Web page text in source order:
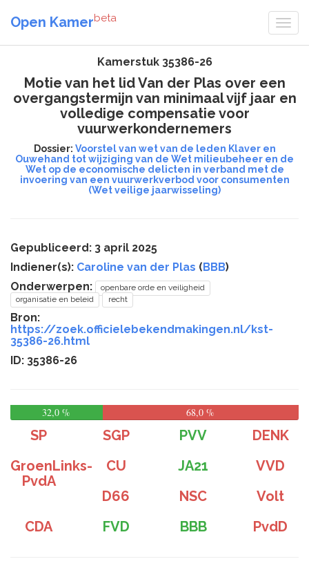
Open Kamerbeta
Kamerstuk 35386-26
Motie van het lid Van der Plas over een
overgangstermijn van minimaal vijf jaar en
volledige compensatie voor
vuurwerkondernemers
Dossier: Voorstel van wet van de leden Klaver en
Ouwehand tot wijziging van de Wet milieubeheer en de
Wet op de economische delicten in verband met de
invoering van een vuurwerkverbod voor consumenten
(Wet veilige jaarwisseling)
Gepubliceerd: 3 april 2025
Indiener(s): Caroline van der Plas (BBB)
Onderwerpen:
openbare orde en veiligheid
organisatie en beleid
recht
Bron:
https://zoek.officielebekendmakingen.nl/kst-
35386-26.html
ID: 35386-26
32,0 % 68,0 %
SP SGP PVV
DENK
GroenLinks-
PvdA
CU JA21
VVD
D66
NSC
Volt
CDA
FVD BBB PvdD